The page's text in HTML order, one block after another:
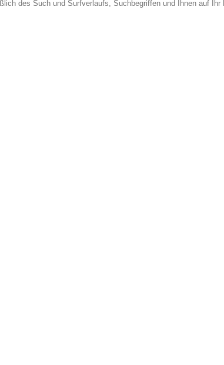
des Such und Surfverlaufs, Suchbegriffen und Ihnen auf Ihr